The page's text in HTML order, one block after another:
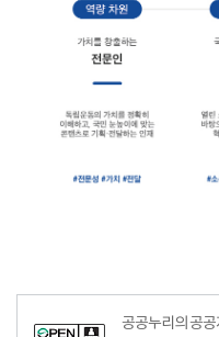
공공누리공공저작물자유이용
공공누리의 공